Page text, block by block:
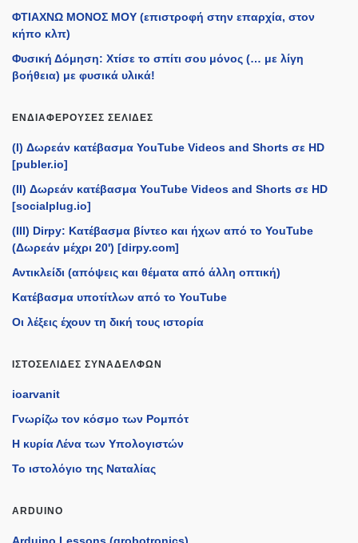
ΦΤΙΑΧΝΩ ΜΟΝΟΣ ΜΟΥ (επιστροφή στην επαρχία, στον
κήπο κλπ)
Φυσική Δόμηση: Χτίσε το σπίτι σου μόνος (… με λίγη
βοήθεια) με φυσικά υλικά!
ΕΝΔΙΑΦΈΡΟΥΣΕΣ ΣΕΛΊΔΕΣ
(I) Δωρεάν κατέβασμα YouTube Videos and Shorts σε HD
[publer.io]
(II) Δωρεάν κατέβασμα YouTube Videos and Shorts σε HD
[socialplug.io]
(III) Dirpy: Κατέβασμα βίντεο και ήχων από το YouTube
(Δωρεάν μέχρι 20') [dirpy.com]
Αντικλείδι (απόψεις και θέματα από άλλη οπτική)
Κατέβασμα υποτίτλων από το YouTube
Οι λέξεις έχουν τη δική τους ιστορία
ΙΣΤΟΣΕΛΊΔΕΣ ΣΥΝΑΔΈΛΦΩΝ
ioarvanit
Γνωρίζω τον κόσμο των Ρομπότ
Η κυρία Λένα των Υπολογιστών
Το ιστολόγιο της Ναταλίας
ARDUINO